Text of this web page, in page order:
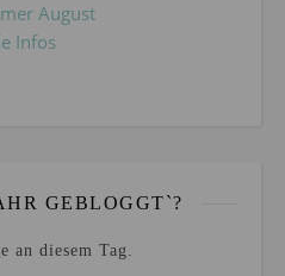
August
Infos
GEBLOGGT`?
an diesem Tag.